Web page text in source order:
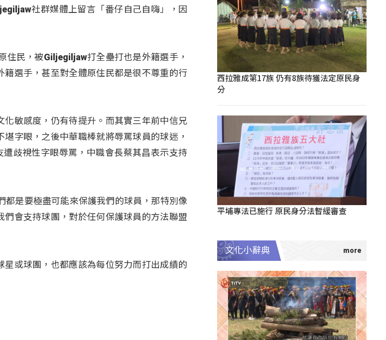
社群媒體上留言「番仔自己自嗨」，因
住民，被Giljegiljaw打全壘打也是外籍選手，
選手，甚至對全體原住民都是很不尊重的行
敏感度，仍有待提升。而其實三年前中信兄
字眼，之後中華職棒就將辱罵球員的球迷，
歧視性字眼辱罵，中職會長蔡其昌表示支持
是要極盡可能來保護我們的球員，那特別像
會支持球團，對於任何保護球員的方法聯盟
或球團，也都應該為每位努力而打出成績的
西拉雅成第17族 仍有8族待獲法定原民身
分
平埔專法已施行 原民身分法暫緩審查
文化小辭典